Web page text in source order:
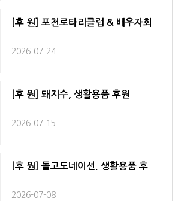
[후 원] 포천로타리클럽 & 배우자회
2026-07-24
[후 원] 돼지수, 생활용품 후원
2026-07-15
[후 원] 돌고도네이션, 생활용품 후
2026-07-08